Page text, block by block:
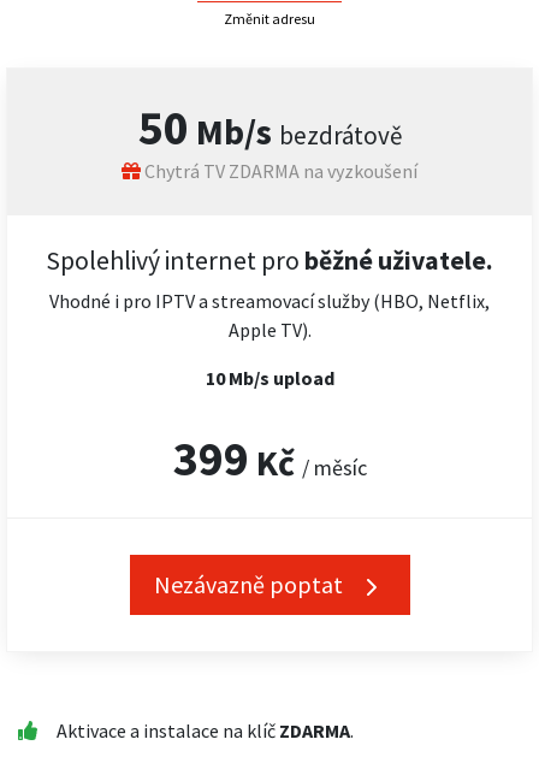
Změnit adresu
50 Mb/s bezdrátově
Chytrá TV ZDARMA na vyzkoušení
Spolehlivý internet pro běžné uživatele.
Vhodné i pro IPTV a streamovací služby (HBO, Netflix,
Apple TV).
10 Mb/s upload
399 Kč / měsíc
Nezávazně poptat
Aktivace a instalace na klíč ZDARMA.